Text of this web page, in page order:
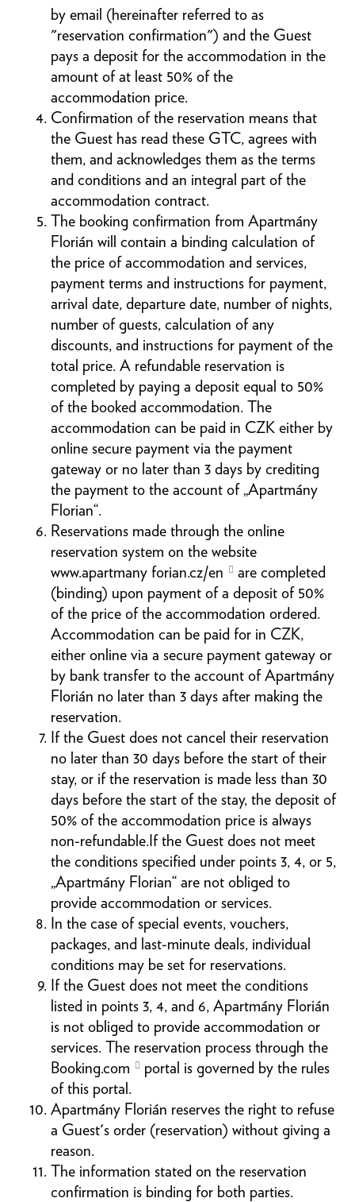
by email (hereinafter referred to as
"reservation confirmation") and the Guest
pays a deposit for the accommodation in the
amount of at least 50% of the
accommodation price.
Confirmation of the reservation means that
the Guest has read these GTC, agrees with
them, and acknowledges them as the terms
and conditions and an integral part of the
accommodation contract.
The booking confirmation from Apartmány
Florián will contain a binding calculation of
the price of accommodation and services,
payment terms and instructions for payment,
arrival date, departure date, number of nights,
number of guests, calculation of any
discounts, and instructions for payment of the
total price. A refundable reservation is
completed by paying a deposit equal to 50%
of the booked accommodation. The
accommodation can be paid in CZK either by
online secure payment via the payment
gateway or no later than 3 days by crediting
the payment to the account of „Apartmány
Florian“.
Reservations made through the online
reservation system on the website
www.apartmany forian.cz/en
are completed
(binding) upon payment of a deposit of 50%
of the price of the accommodation ordered.
Accommodation can be paid for in CZK,
either online via a secure payment gateway or
by bank transfer to the account of Apartmány
Florián no later than 3 days after making the
reservation.
If the Guest does not cancel their reservation
no later than 30 days before the start of their
stay, or if the reservation is made less than 30
days before the start of the stay, the deposit of
50% of the accommodation price is always
non-refundable.If the Guest does not meet
the conditions specified under points 3, 4, or 5,
„Apartmány Florian“ are not obliged to
provide accommodation or services.
In the case of special events, vouchers,
packages, and last-minute deals, individual
conditions may be set for reservations.
If the Guest does not meet the conditions
listed in points 3, 4, and 6, Apartmány Florián
is not obliged to provide accommodation or
services. The reservation process through the
Booking.com
portal is governed by the rules
of this portal.
Apartmány Florián reserves the right to refuse
a Guest's order (reservation) without giving a
reason.
The information stated on the reservation
confirmation is binding for both parties.